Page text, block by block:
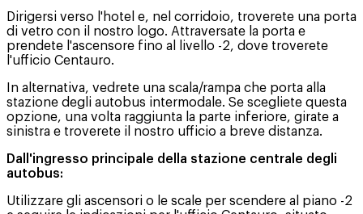
Dirigersi verso l'hotel e, nel corridoio, troverete una porta
di vetro con il nostro logo. Attraversate la porta e
prendete l'ascensore fino al livello -2, dove troverete
l'ufficio Centauro.
In alternativa, vedrete una scala/rampa che porta alla
stazione degli autobus intermodale. Se scegliete questa
opzione, una volta raggiunta la parte inferiore, girate a
sinistra e troverete il nostro ufficio a breve distanza.
Dall'ingresso principale della stazione centrale degli
autobus:
Utilizzare gli ascensori o le scale per scendere al piano -2